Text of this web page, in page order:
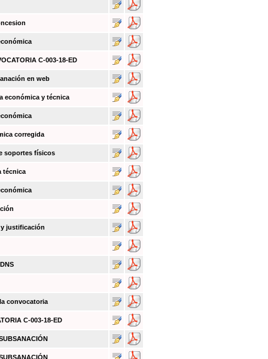
C-003-18-ED
en web
económica y técnica
corregida
soportes físicos
técnica
justificación
convocatoria
C-003-18-ED